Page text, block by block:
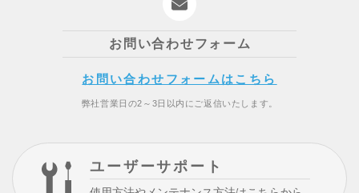
お問い合わせフォーム
お問い合わせフォームはこちら
弊社営業日の2～3日以内にご返信いたします。
ユーザーサポート